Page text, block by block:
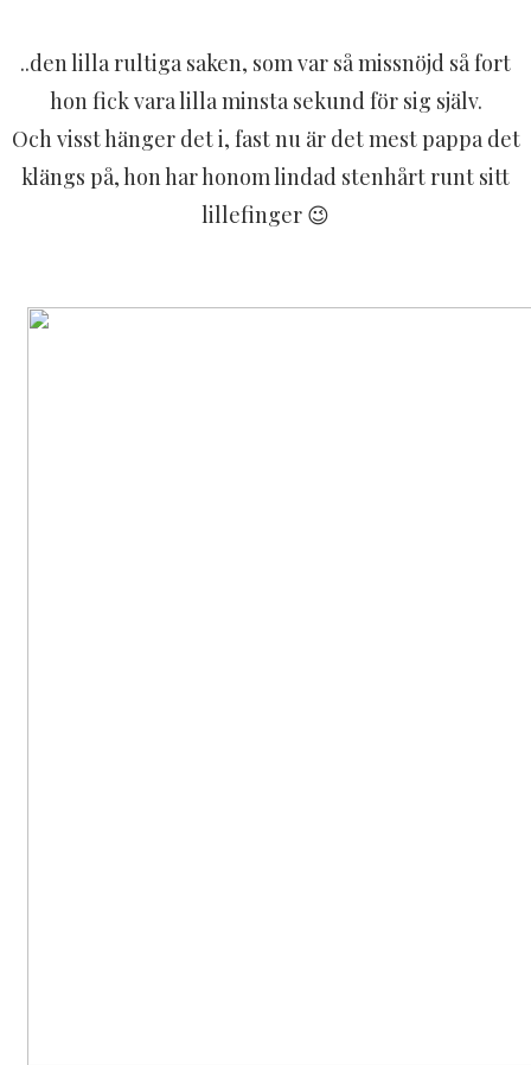
..den lilla rultiga saken, som var så missnöjd så fort
hon fick vara lilla minsta sekund för sig själv.
Och visst hänger det i, fast nu är det mest pappa det
klängs på, hon har honom lindad stenhårt runt sitt
lillefinger 😉